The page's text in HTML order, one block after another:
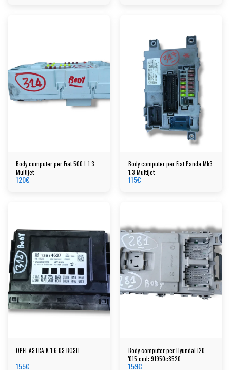
Body computer per Fiat 500 L 1.3
Multijet
120€
Body computer per Fiat Panda Mk3
1.3 Multijet
115€
OPEL ASTRA K 1.6 DS BOSH
155€
Body computer per Hyundai i20
'015 cod: 91950c8520
159€